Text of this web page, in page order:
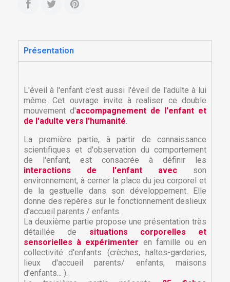
Présentation
L'éveil à l'enfant c'est aussi l'éveil de l'adulte à lui
même. Cet ouvrage invite à realiser ce double
mouvement d'accompagnement de l'enfant et
de l'adulte vers l'humanité.
La première partie, à partir de connaissance
scientifiques et d'observation du comportement
de l'enfant, est consacrée à définir les
interactions de l'enfant avec son
environnement, à cerner la place du jeu corporel et
de la gestuelle dans son développement. Elle
donne des repères sur le fonctionnement deslieux
d'accueil parents / enfants.
La deuxième partie propose une présentation très
détaillée de situations corporelles et
sensorielles à expérimenter en famille ou en
collectivité d'enfants (crèches, haltes-garderies,
lieux d'accueil parents/ enfants, maisons
d'enfants... ).